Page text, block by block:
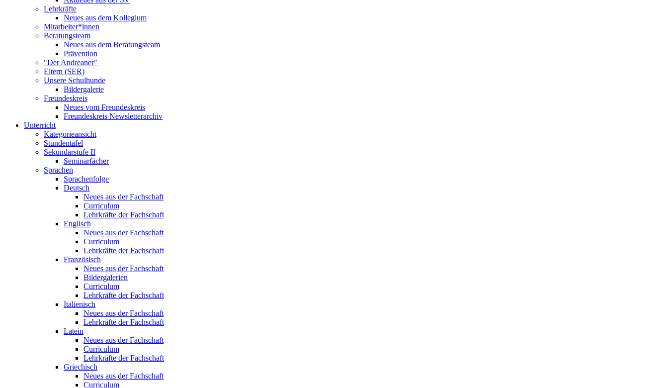
Lehrkräfte
Neues aus dem Kollegium
Mitarbeiter*innen
Beratungsteam
Neues aus dem Beratungsteam
Prävention
"Der Andreaner"
Eltern (SER)
Unsere Schulhunde
Bildergalerie
Freundeskreis
Neues vom Freundeskreis
Freundeskreis Newsletterarchiv
Unterricht
Kategorieansicht
Stundentafel
Sekundarstufe II
Seminarfächer
Sprachen
Sprachenfolge
Deutsch
Neues aus der Fachschaft
Curriculum
Lehrkräfte der Fachschaft
Englisch
Neues aus der Fachschaft
Curriculum
Lehrkräfte der Fachschaft
Französisch
Neues aus der Fachschaft
Bildergalerien
Curriculum
Lehrkräfte der Fachschaft
Italienisch
Neues aus der Fachschaft
Lehrkräfte der Fachschaft
Latein
Neues aus der Fachschaft
Curriculum
Lehrkräfte der Fachschaft
Griechisch
Neues aus der Fachschaft
Curriculum